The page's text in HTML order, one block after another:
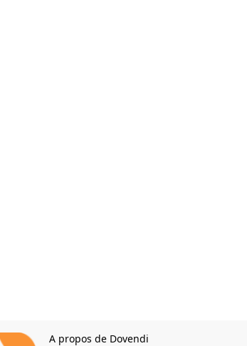
A propos de Dovendi